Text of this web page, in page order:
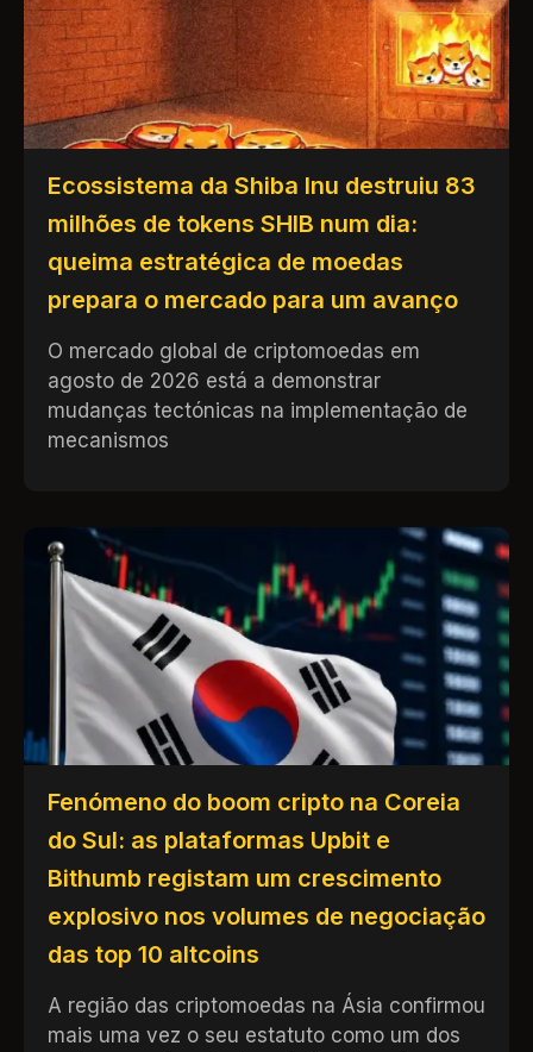
Ecossistema da Shiba Inu destruiu 83
milhões de tokens SHIB num dia:
queima estratégica de moedas
prepara o mercado para um avanço
O mercado global de criptomoedas em
agosto de 2026 está a demonstrar
mudanças tectónicas na implementação de
mecanismos
Fenómeno do boom cripto na Coreia
do Sul: as plataformas Upbit e
Bithumb registam um crescimento
explosivo nos volumes de negociação
das top 10 altcoins
A região das criptomoedas na Ásia confirmou
mais uma vez o seu estatuto como um dos